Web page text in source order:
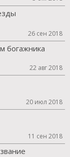
26 сен 2018
богажника
22 авг 2018
20 июл 2018
11 сен 2018